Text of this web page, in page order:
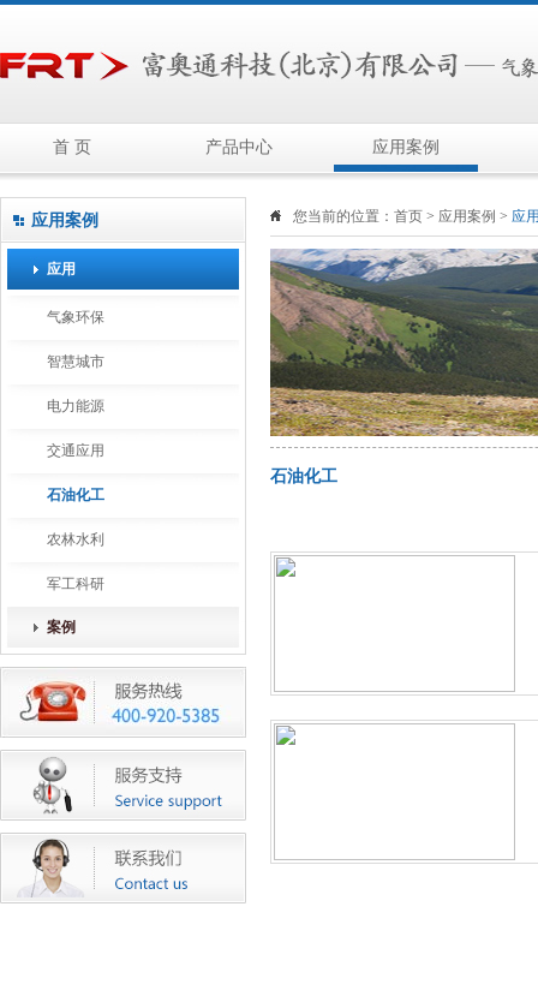
首 页 产品中心 应用案例
应用案例
应用
气象环保
智慧城市
电力能源
交通应用
石油化工
农林水利
军工科研
案例
您当前的位置： 首页 > 应用案例 > 应
石油化工